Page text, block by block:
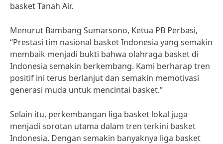
basket Tanah Air.
Menurut Bambang Sumarsono, Ketua PB Perbasi,
“Prestasi tim nasional basket Indonesia yang semakin
membaik menjadi bukti bahwa olahraga basket di
Indonesia semakin berkembang. Kami berharap tren
positif ini terus berlanjut dan semakin memotivasi
generasi muda untuk mencintai basket.”
Selain itu, perkembangan liga basket lokal juga
menjadi sorotan utama dalam tren terkini basket
Indonesia. Dengan semakin banyaknya liga basket